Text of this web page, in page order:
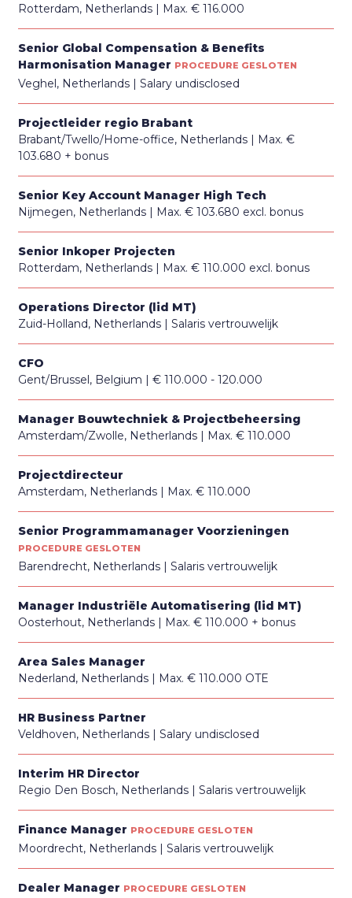
Rotterdam, Netherlands
Max. € 116.000
Senior Global Compensation & Benefits
Harmonisation Manager PROCEDURE GESLOTEN
Veghel, Netherlands Salary undisclosed
Projectleider regio Brabant
Brabant/Twello/Home-office, Netherlands
Max. €
103.680 + bonus
Senior Key Account Manager High Tech
Nijmegen, Netherlands
Max. € 103.680 excl. bonus
Senior Inkoper Projecten
Rotterdam, Netherlands
Max. € 110.000 excl. bonus
Operations Director (lid MT)
Zuid-Holland, Netherlands
Salaris vertrouwelijk
CFO
Gent/Brussel, Belgium
€ 110.000 - 120.000
Manager Bouwtechniek & Projectbeheersing
Amsterdam/Zwolle, Netherlands
Max. € 110.000
Projectdirecteur
Amsterdam, Netherlands
Max. € 110.000
Senior Programmamanager Voorzieningen
PROCEDURE GESLOTEN
Barendrecht, Netherlands Salaris vertrouwelijk
Manager Industriële Automatisering (lid MT)
Oosterhout, Netherlands
Max. € 110.000 + bonus
Area Sales Manager
Nederland, Netherlands
Max. € 110.000 OTE
HR Business Partner
Veldhoven, Netherlands
Salary undisclosed
Interim HR Director
Regio Den Bosch, Netherlands
Salaris vertrouwelijk
Finance Manager PROCEDURE GESLOTEN
Moordrecht, Netherlands Salaris vertrouwelijk
Dealer Manager PROCEDURE GESLOTEN